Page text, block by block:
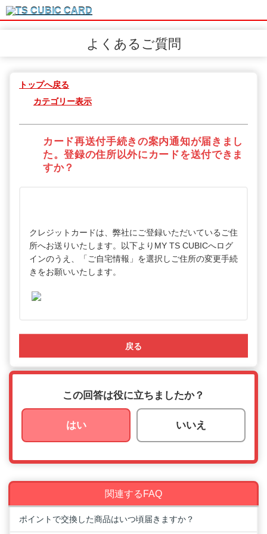
よくあるご質問
トップへ戻る
カテゴリー表示
カード再送付手続きの案内通知が届きまし
た。登録の住所以外にカードを送付できま
すか？
クレジットカードは、弊社にご登録いただいているご住
所へお送りいたします。以下よりMY TS CUBICへログ
インのうえ、「ご自宅情報」を選択しご住所の変更手続
きをお願いいたします。
戻る
この回答は役に立ちましたか？
はい いいえ
関連するFAQ
ポイントで交換した商品はいつ頃届きますか？